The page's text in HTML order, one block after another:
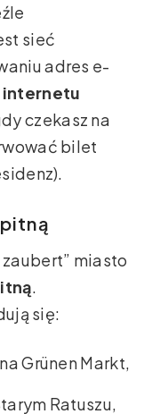
sieć
adres e-
internetu
czekasz na
bilet
miasto
.
się:
Grünen Markt,
Ratuszu,